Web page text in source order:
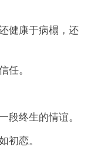
健康于病榻，还
任。
段终生的情谊。
初恋。